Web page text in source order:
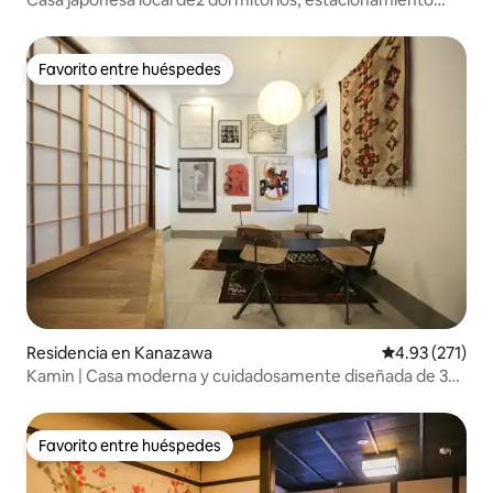
Favorito entre huéspedes
Favorito entre huéspedes
Residencia en Kanazawa Calificación
4.93 (271)
Kamin | Casa moderna y cuidadosamente diseñada de 3
Favorito entre huéspedes
Favorito entre huéspedes